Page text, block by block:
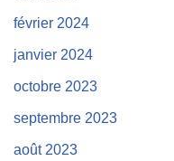
février 2024
janvier 2024
octobre 2023
septembre 2023
août 2023